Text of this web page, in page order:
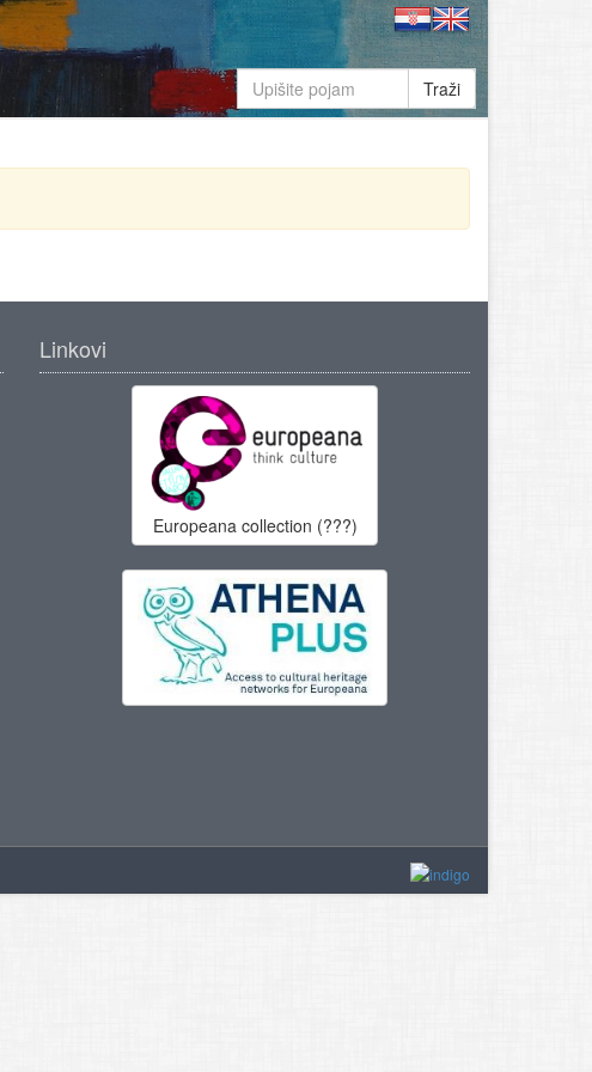
Traži
Linkovi
Europeana collection (???)